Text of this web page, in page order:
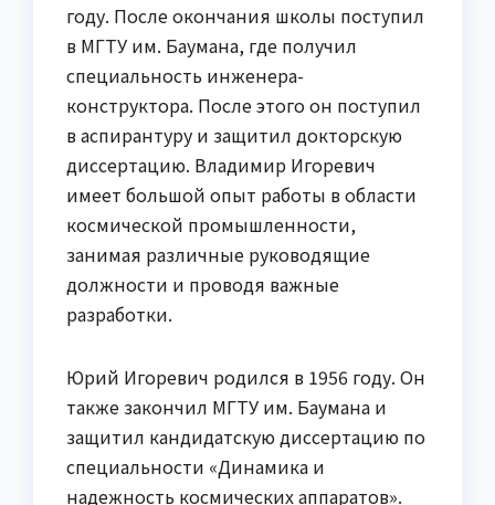
году. После окончания школы поступил
в МГТУ им. Баумана, где получил
специальность инженера-
конструктора. После этого он поступил
в аспирантуру и защитил докторскую
диссертацию. Владимир Игоревич
имеет большой опыт работы в области
космической промышленности,
занимая различные руководящие
должности и проводя важные
разработки.
Юрий Игоревич родился в 1956 году. Он
также закончил МГТУ им. Баумана и
защитил кандидатскую диссертацию по
специальности «Динамика и
надежность космических аппаратов».